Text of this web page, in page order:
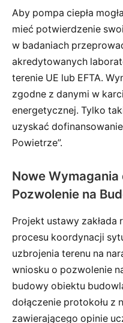
Aby pompa ciepła
mieć potwierdzenie
w badaniach
akredytowanych
terenie UE lub EFTA.
zgodne z danymi w
energetycznej. Tylko
uzyskać
Powietrze”.
Nowe
Pozwolenie na
Projekt ustawy zakłada
procesu koordynacji
uzbrojenia terenu na
wniosku o pozwolenie
budowy obiektu
dołączenie protokołu z
zawierającego opinie